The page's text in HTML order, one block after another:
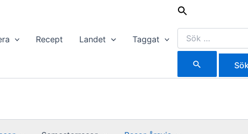
Recept Landet Taggat
Sök
efter: